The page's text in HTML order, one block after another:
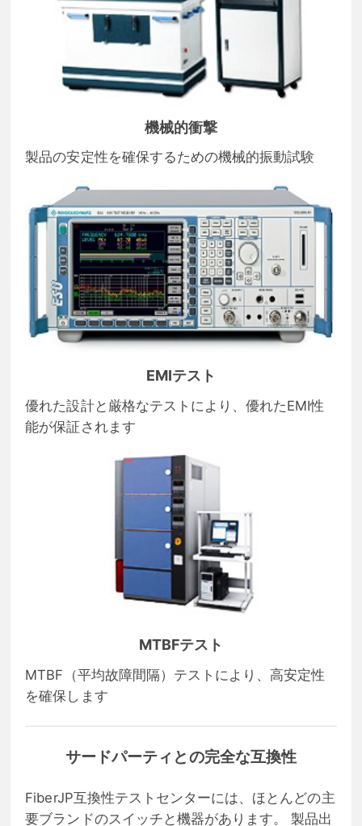
機械的衝撃
製品の安定性を確保するための機械的振動試験
EMIテスト
優れた設計と厳格なテストにより、優れたEMI性
能が保証されます
MTBFテスト
MTBF（平均故障間隔）テストにより、高安定性
を確保します
サードパーティとの完全な互換性
FiberJP互換性テストセンターには、ほとんどの主
要ブランドのスイッチと機器があります。 製品出